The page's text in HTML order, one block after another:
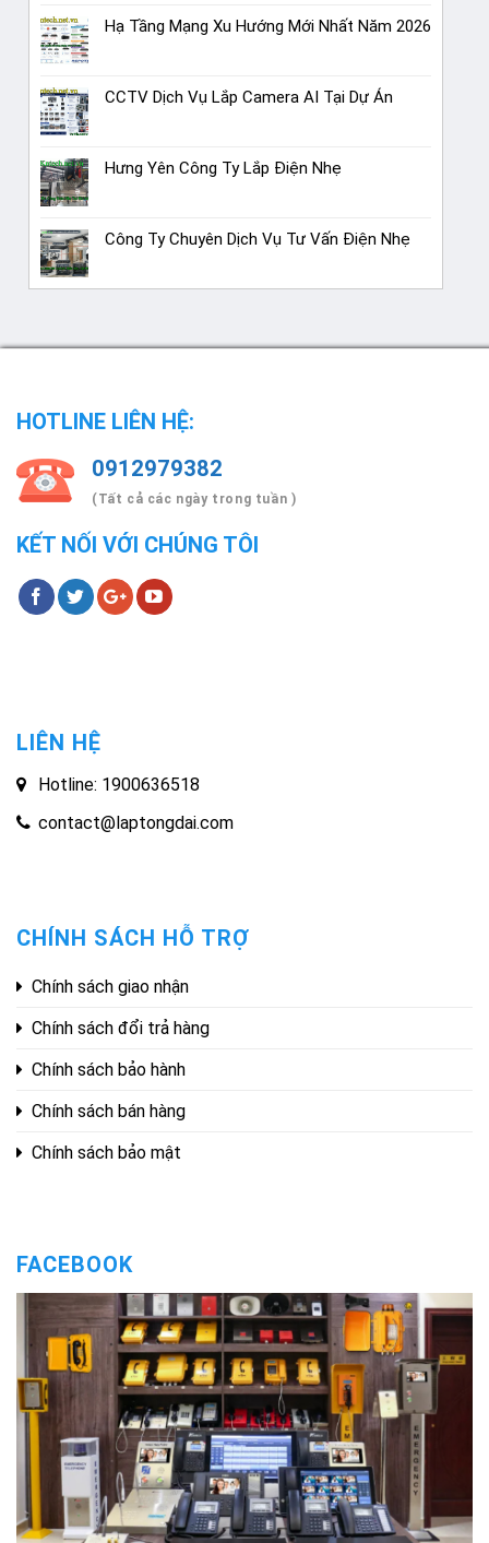
Hạ Tầng Mạng Xu Hướng Mới Nhất Năm 2026
CCTV Dịch Vụ Lắp Camera AI Tại Dự Án
Hưng Yên Công Ty Lắp Điện Nhẹ
Công Ty Chuyên Dịch Vụ Tư Vấn Điện Nhẹ
HOTLINE LIÊN HỆ:
0912979382
(Tất cả các ngày trong tuần )
KẾT NỐI VỚI CHÚNG TÔI
LIÊN HỆ
Hotline: 1900636518
contact@laptongdai.com
CHÍNH SÁCH HỖ TRỢ
Chính sách giao nhận
Chính sách đổi trả hàng
Chính sách bảo hành
Chính sách bán hàng
Chính sách bảo mật
FACEBOOK